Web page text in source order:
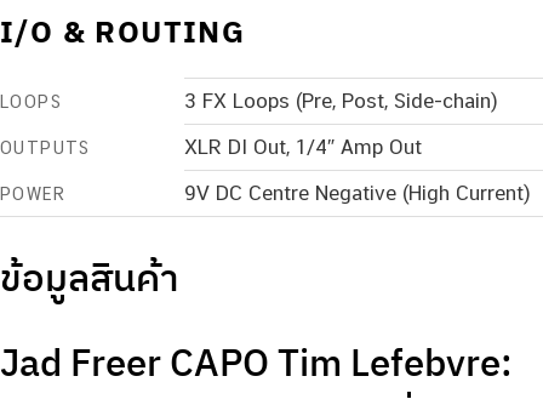
I/O & ROUTING
LOOPS 3 FX Loops (Pre, Post, Side-chain)
OUTPUTS XLR DI Out, 1/4″ Amp Out
POWER 9V DC Centre Negative (High Current)
ข้อมูลสินค้า
Jad Freer CAPO Tim Lefebvre: